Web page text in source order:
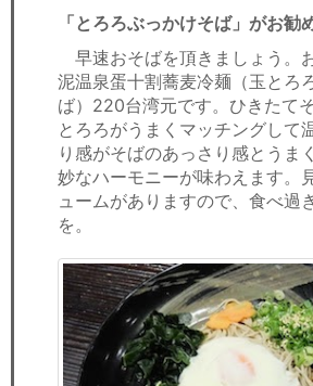
「とろろぶっかけそば」がお勧
早速おそばを頂きましょう。
泥温泉蛋十割蕎麦冷麺（玉とろ
ば）220台湾元です。ひきたて
とろろがうまくマッチングして
り感がそばのあっさり感とうま
妙なハーモニーが味わえます。
ュームがありますので、食べ過
を。